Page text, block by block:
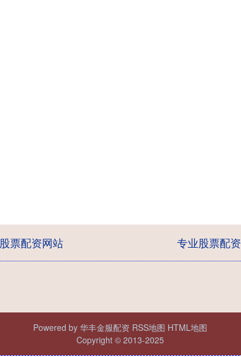
股票配资网站 专业股票配资
Powered by 华丰金服配资 RSS地图 HTML地图
Copyright © 2013-2025